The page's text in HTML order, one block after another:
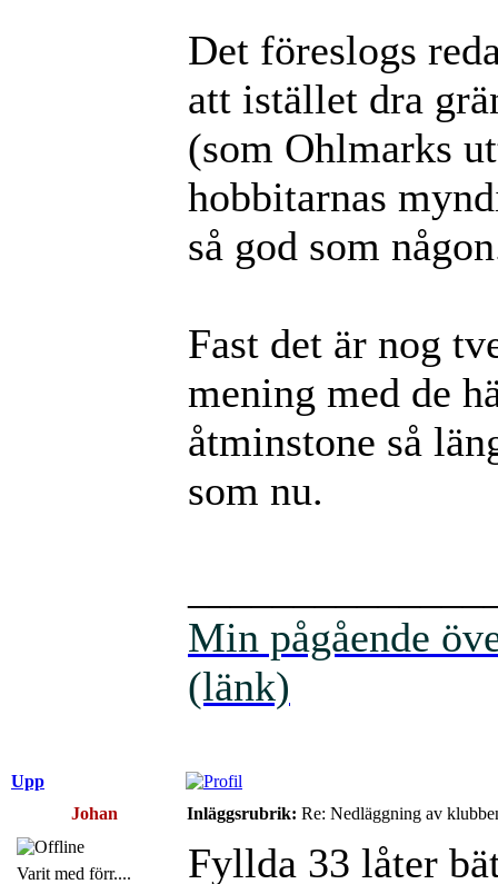
Det föreslogs
att istället dra
(som Ohlmarks
hobbitarnas
så god som
Fast det är nog
mening med de
åtminstone så
som nu.
Min pågående
(länk)
Upp
Johan
Inläggsrubrik: Re: Nedläggning av
Varit med förr....
Fyllda 33 låter